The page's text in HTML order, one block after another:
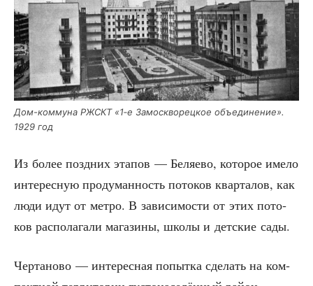
Дом-ком­му­на РЖСКТ «1‑е Замоск­во­рец­кое объ­еди­не­ние».
1929 год
Из более позд­них эта­пов — Беля­е­во, кото­рое име­ло
инте­рес­ную про­ду­ман­ность пото­ков квар­та­лов, как
люди идут от мет­ро. В зави­си­мо­сти от этих пото­
ков рас­по­ла­га­ли мага­зи­ны, шко­лы и дет­ские сады.
Чер­та­но­во — инте­рес­ная попыт­ка сде­лать на ком­